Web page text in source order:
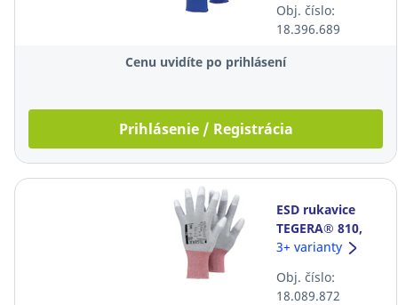
Obj. číslo:
18.396.689
Cenu uvidíte po prihlásení
Prihlásenie / Registrácia
ESD rukavice
TEGERA® 810,
veľkosť 8, sivé,
3+ varianty
Obj. číslo:
18.089.872